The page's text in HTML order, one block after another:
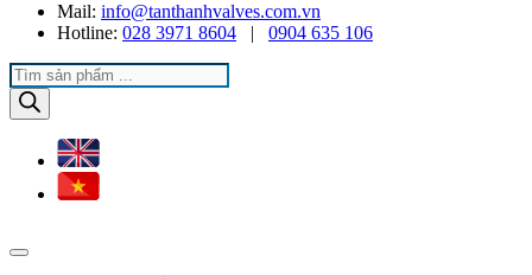
Mail: info@tanthanhvalves.com.vn
Hotline: 028 3971 8604 | 0904 635 106
Products
search